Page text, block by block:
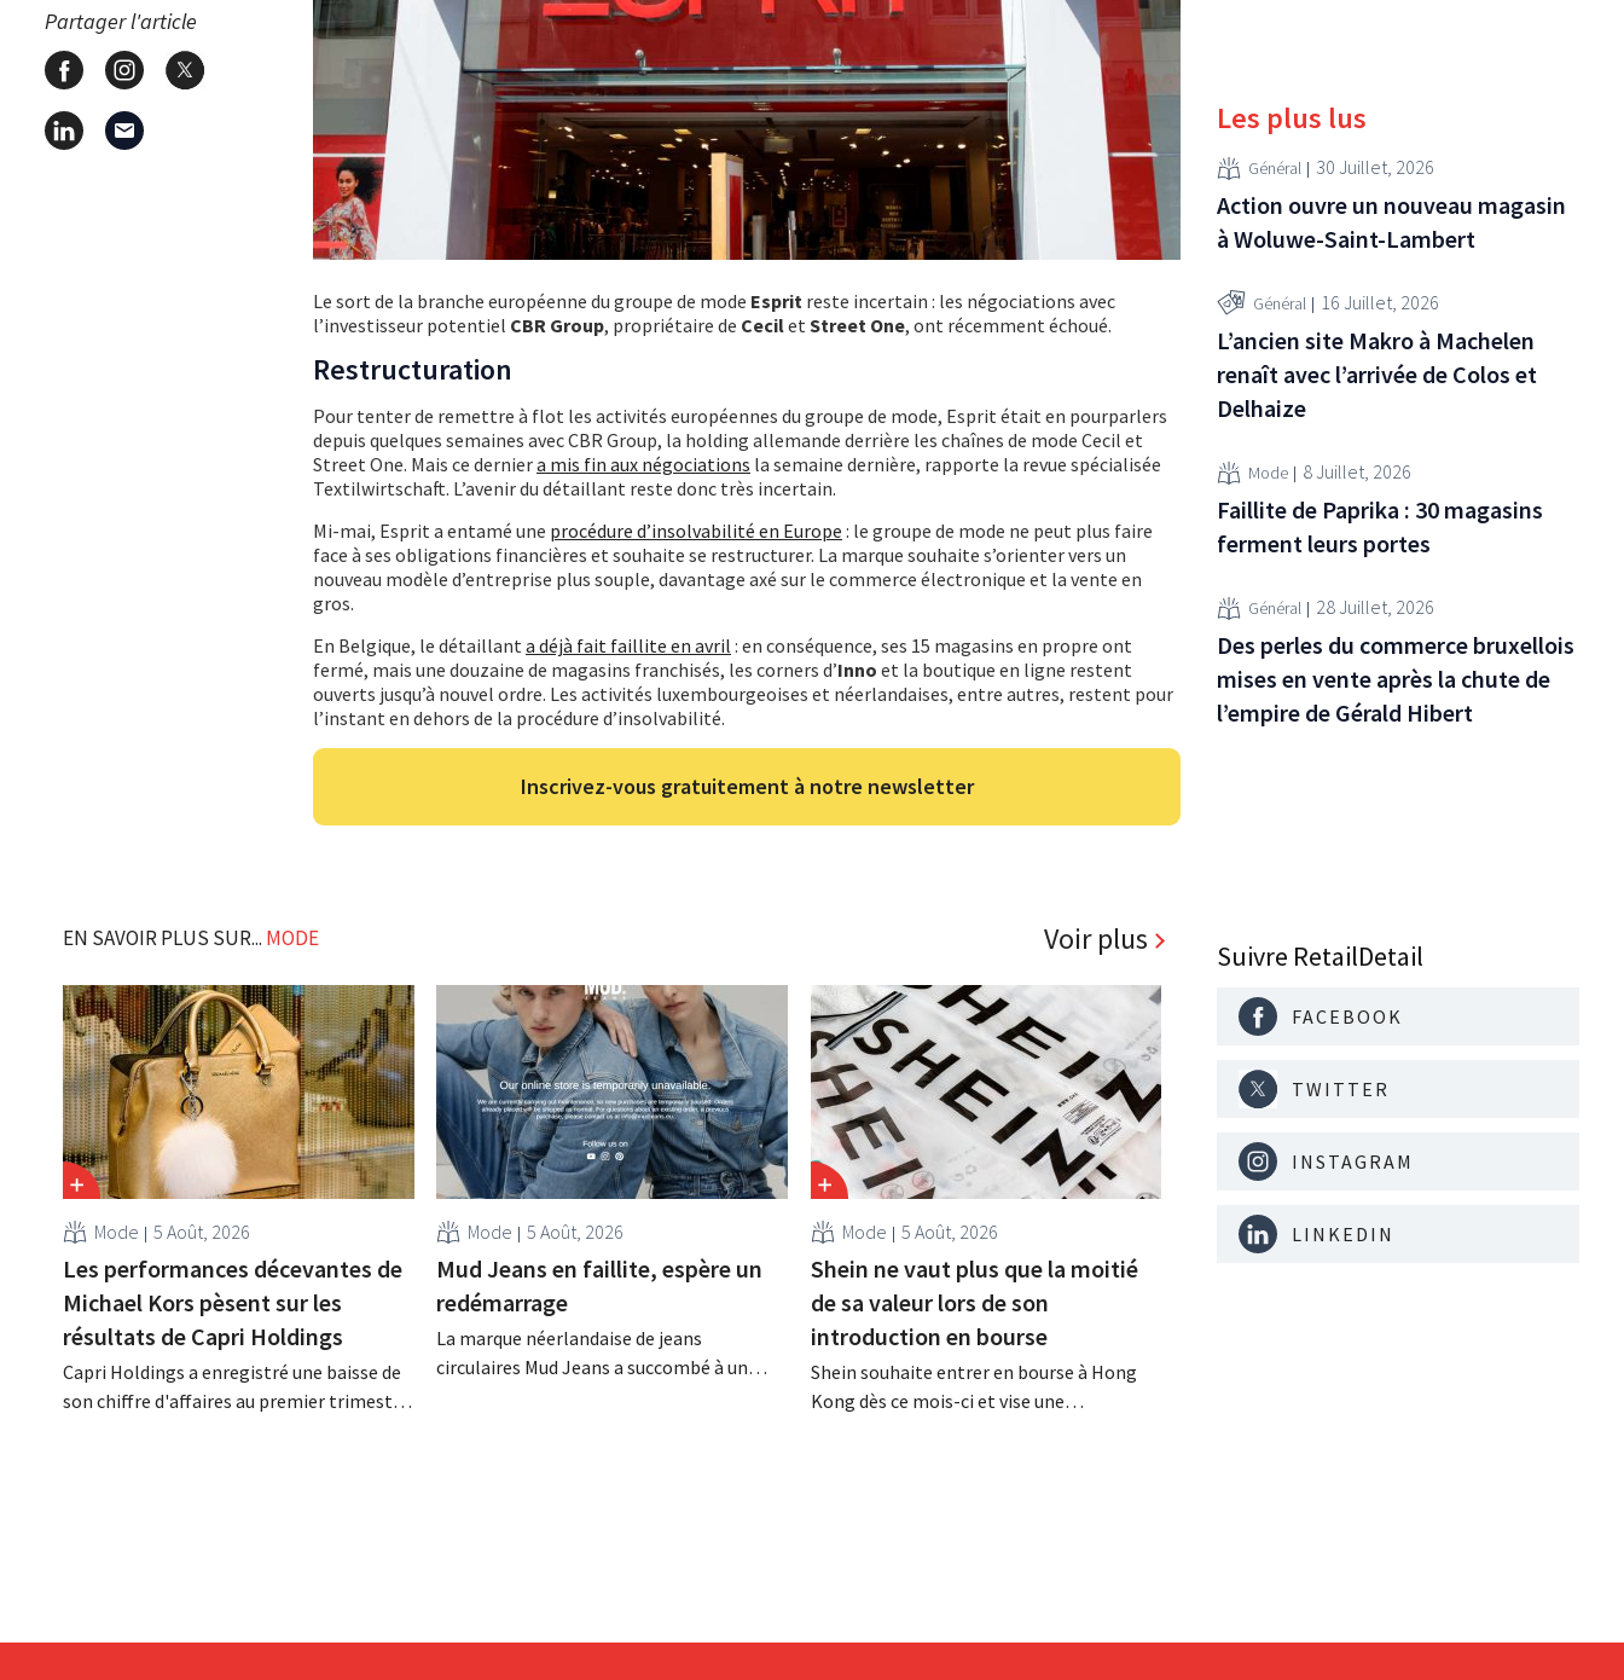
Partager l'article
Le sort de la branche européenne du groupe de mode Esprit reste incertain : les négociations avec
l’investisseur potentiel CBR Group, propriétaire de Cecilet Street One, ont récemment échoué.
Restructuration
Pour tenter de remettre à flot les activités européennes du groupe de mode, Esprit était en pourparlers
depuis quelques semaines avec CBR Group, la holding allemande derrière les chaînes de mode Cecil et
Street One. Mais ce derniera mis fin aux négociations la semaine dernière, rapporte la revue spécialisée
Textilwirtschaft. L’avenir du détaillant reste donc très incertain.
Mi-mai, Esprit a entamé une procédure d’insolvabilité en Europe : le groupe de mode ne peut plus faire
face à ses obligations financières et souhaite se restructurer. La marque souhaite s’orienter vers un
nouveau modèle d’entreprise plus souple, davantage axé sur le commerce électronique et la vente en
gros.
En Belgique, le détaillant a déjà fait faillite en avril : en conséquence, ses 15 magasins en propre ont
fermé, mais une douzaine de magasins franchisés, les corners d’Inno et la boutique en ligne restent
ouverts jusqu’à nouvel ordre. Les activités luxembourgeoises et néerlandaises, entre autres, restent pour
l’instant en dehors de la procédure d’insolvabilité.
Inscrivez-vous gratuitement à notre newsletter
EN SAVOIR PLUS SUR... MODE Voir plus
Mode 5 Août, 2026
Les performances décevantes de
Michael Kors pèsent sur les
résultats de Capri Holdings
Capri Holdings a enregistré une baisse de
son chiffre d'affaires au premier trimestre
Mode 5 Août, 2026
Mud Jeans en faillite, espère un
redémarrage
La marque néerlandaise de jeans
circulaires Mud Jeans a succombé à un
Mode 5 Août, 2026
Shein ne vaut plus que la moitié
de sa valeur lors de son
introduction en bourse
Shein souhaite entrer en bourse à Hong
Kong dès ce mois-ci et vise une
Les plus lus
Général 30 Juillet, 2026
Action ouvre un nouveau magasin
à Woluwe-Saint-Lambert
Général 16 Juillet, 2026
L’ancien site Makro à Machelen
renaît avec l’arrivée de Colos et
Delhaize
Mode 8 Juillet, 2026
Faillite de Paprika : 30 magasins
ferment leurs portes
Général 28 Juillet, 2026
Des perles du commerce bruxellois
mises en vente après la chute de
l’empire de Gérald Hibert
Suivre RetailDetail
FACEBOOK
TWITTER
INSTAGRAM
LINKEDIN